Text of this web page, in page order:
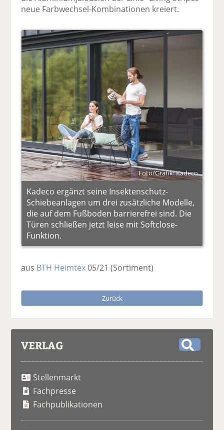
neue Farbwechsel-Kombinationen kreiert.
Foto/Grafik: Kadeco
Kadeco ergänzt seine Insektenschutz-
Schiebeanlagen um drei zusätzliche Modelle,
die auf dem Fußboden barrierefrei sind. Die
Türen schließen jetzt leise mit Softclose-
Funktion.
aus BTH Heimtex05/21(Sortiment)
Zurück
VERLAG
Stellenmarkt
Fachpresse
Fachpublikationen